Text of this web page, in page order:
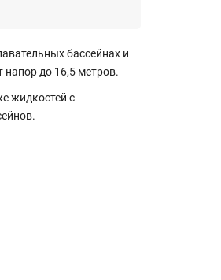
бассейнах и
до 16,5 метров.
жидкостей с